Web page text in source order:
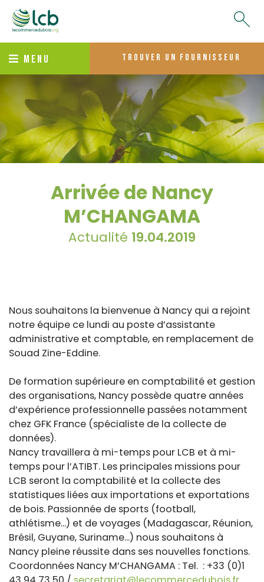
MENU trouver un fournisseur
Arrivée de Nancy
M’CHANGAMA
Actualité 19.04.2019
Nous souhaitons la bienvenue à Nancy qui a rejoint
notre équipe ce lundi au poste d’assistante
administrative et comptable, en remplacement de
Souad Zine-Eddine.
De formation supérieure en comptabilité et gestion
des organisations, Nancy possède quatre années
d’expérience professionnelle passées notamment
chez GFK France (spécialiste de la collecte de
données).
Nancy travaillera à mi-temps pour LCB et à mi-
temps pour l’ATIBT. Les principales missions pour
LCB seront la comptabilité et la collecte des
statistiques liées aux importations et exportations
de bois. Passionnée de sports (football,
athlétisme...) et de voyages (Madagascar, Réunion,
Brésil, Guyane, Suriname...) nous souhaitons à
Nancy pleine réussite dans ses nouvelles fonctions.
Coordonnées Nancy M’CHANGAMA : Tel. : +33 (0)1